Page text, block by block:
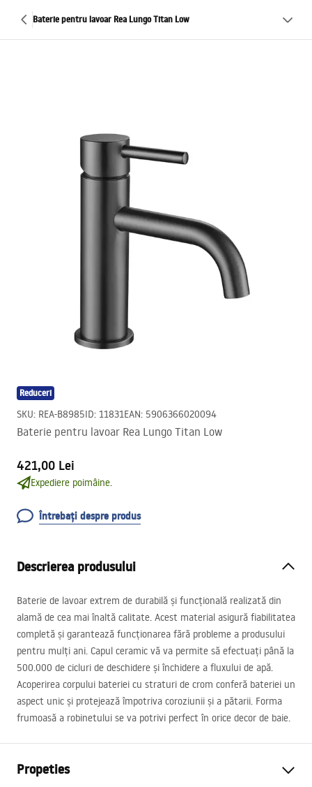
Baterie pentru lavoar Rea Lungo Titan Low
Reduceri
SKU: REA-B8985ID: 11831EAN: 5906366020094
Baterie pentru lavoar Rea Lungo Titan Low
421,00 Lei
Expediere poimâine.
Întrebați despre produs
Descrierea produsului
Baterie de lavoar extrem de durabilă și funcțională realizată din
alamă de cea mai înaltă calitate. Acest material asigură fiabilitatea
completă și garantează funcționarea fără probleme a produsului
pentru mulți ani. Capul ceramic vă va permite să efectuați până la
500.000 de cicluri de deschidere și închidere a fluxului de apă.
Acoperirea corpului bateriei cu straturi de crom conferă bateriei un
aspect unic și protejează împotriva coroziunii și a pătarii. Forma
frumoasă a robinetului se va potrivi perfect în orice decor de baie.
Propeties